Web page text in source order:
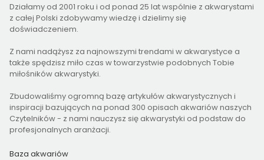
Działamy od 2001 roku i od ponad 25 lat wspólnie z akwarystami
z całej Polski zdobywamy wiedzę i dzielimy się
doświadczeniem.
Z nami nadążysz za najnowszymi trendami w akwarystyce a
także spędzisz miło czas w towarzystwie podobnych Tobie
miłośników akwarystyki.
Zbudowaliśmy ogromną bazę artykułów akwarystycznych i
inspiracji bazujących na ponad 300 opisach akwariów naszych
Czytelników - z nami nauczysz się akwarystyki od podstaw do
profesjonalnych aranżacji.
Baza akwariów